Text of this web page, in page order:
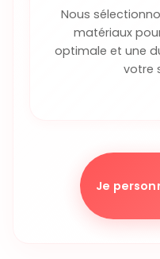
Nous
matériaux
optimale et une
votre
Je